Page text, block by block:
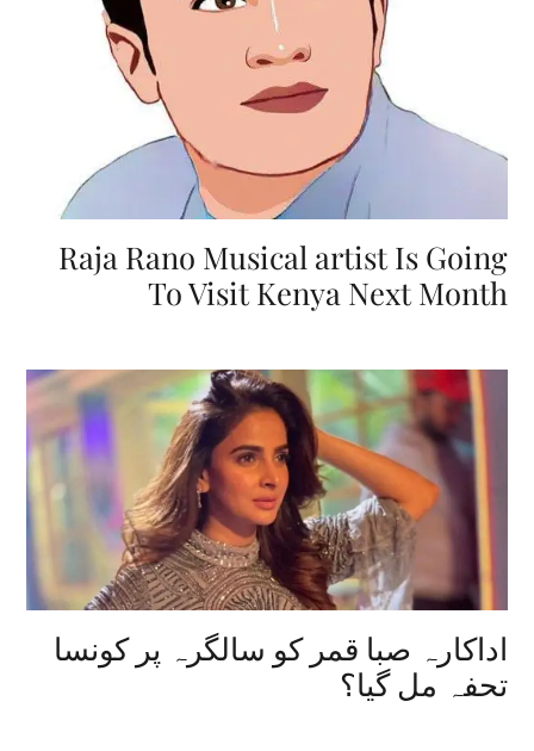
Raja Rano Musical artist Is Going
To Visit Kenya Next Month
اداکارہ صبا قمر کو سالگرہ پر کونسا
تحفہ مل گیا؟